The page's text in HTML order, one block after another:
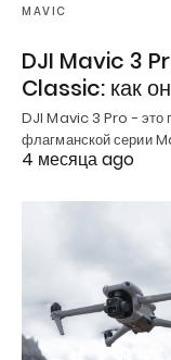
MAVIC
DJI Mavic 3
Classic: как
DJI Mavic 3 Pro - это
флагманской серии
4 месяца ago